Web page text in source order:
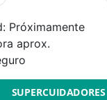
Próximamente
aprox.